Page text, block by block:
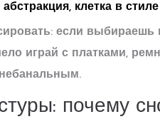
клетка в
если
играй с платками,
почему